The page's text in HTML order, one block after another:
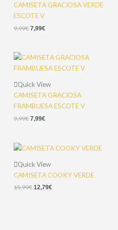
CAMISETA GRACIOSA VERDE
ESCOTE V
9,99€ 7,99€
Quick View
CAMISETA GRACIOSA
FRAMBUESA ESCOTE V
9,99€ 7,99€
Quick View
CAMISETA COOKY VERDE
15,99€ 12,79€